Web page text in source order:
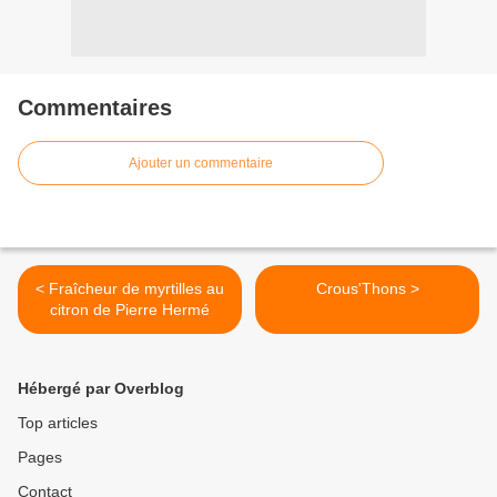
Commentaires
Ajouter un commentaire
< Fraîcheur de myrtilles au
citron de Pierre Hermé
Crous'Thons >
Hébergé par Overblog
Top articles
Pages
Contact